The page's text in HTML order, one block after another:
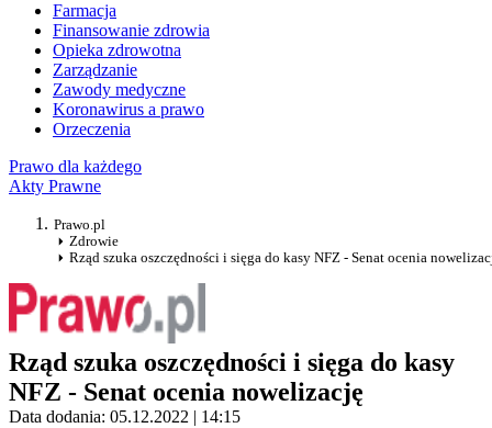
Farmacja
Finansowanie zdrowia
Opieka zdrowotna
Zarządzanie
Zawody medyczne
Koronawirus a prawo
Orzeczenia
Prawo dla każdego
Akty Prawne
Prawo.pl
Zdrowie
Rząd szuka oszczędności i sięga do kasy NFZ - Senat ocenia
Rząd szuka oszczędności i sięga do kasy
NFZ - Senat ocenia nowelizację
Data dodania: 05.12.2022 | 14:15